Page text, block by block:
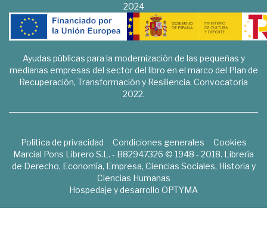
2024
Ayudas públicas para la modernización de las pequeñas y
medianas empresas del sector del libro en el marco del Plan de
Recuperación, Transformación y Resiliencia. Convocatoria
2022.
Política de privacidad Condiciones generales
Cookies
Marcial Pons Librero S.L. - B82947326 © 1948 - 2018. Librería
de Derecho, Economía, Empresa, Ciencias Sociales, Historia y
Ciencias Humanas
Hospedaje y desarrollo OPTYMA